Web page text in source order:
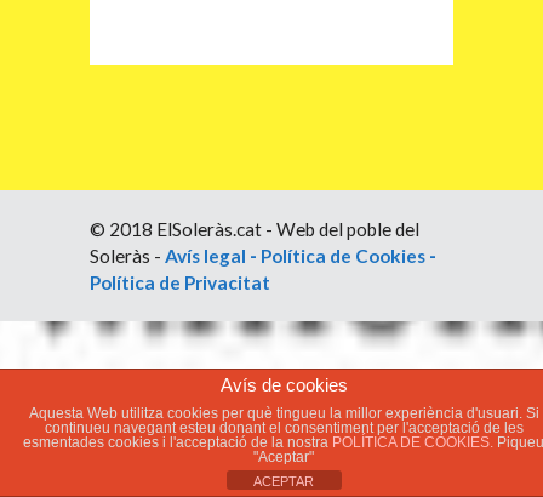
© 2018 ElSoleràs.cat - Web del poble del
Soleràs - Avís legal - Política de Cookies -
Política de Privacitat
Avís de cookies
Aquesta Web utilitza cookies per què tingueu la millor experiència d'usuari. Si
continueu navegant esteu donant el consentiment per l'acceptació de les
esmentades cookies i l'acceptació de la nostra POLÍTICA DE COOKIES. Piqueu
"Aceptar"
ACEPTAR